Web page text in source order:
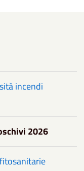
incendi
2026
fitosanitarie